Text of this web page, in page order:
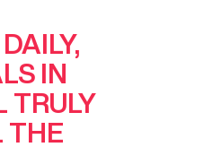
IN
TRULY
THE